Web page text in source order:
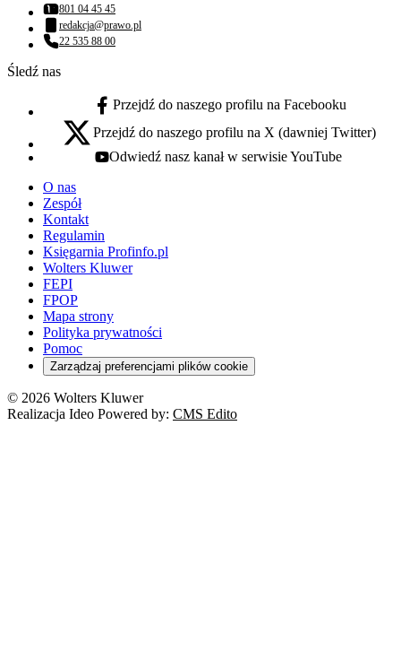
Numer telefonu:
801 04 45 45
Adres email:
redakcja@prawo.pl
Numer telefonu:
22 535 88 00
Śledź nas
facebook - otwiera się w nowej karcie
Przejdź do naszego profilu na Facebooku
x - otwiera się w nowej karcie
Przejdź do naszego profilu na X (dawniej Twitter)
youtube - otwiera się w nowej karcie
Odwiedź nasz kanał w serwisie YouTube
O nas
Zespół
Kontakt
Regulamin
Księgarnia Profinfo.pl
Wolters Kluwer
FEPI
FPOP
Mapa strony
Polityka prywatności
Pomoc
Zarządzaj preferencjami plików cookie
© 2026 Wolters Kluwer
Realizacja Ideo Powered by: CMS Edito